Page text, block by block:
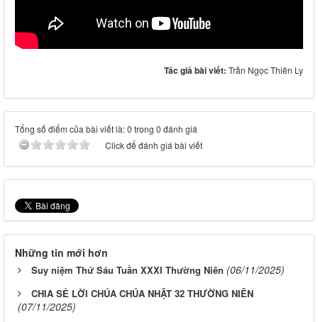
Tác giả bài viết: Trần Ngọc Thiên Ly
Tổng số điểm của bài viết là: 0 trong 0 đánh giá
Click để đánh giá bài viết
Những tin mới hơn
Suy niệm Thứ Sáu Tuần XXXI Thường Niên (06/11/2025)
CHIA SẺ LỜI CHÚA CHÚA NHẬT 32 THƯỜNG NIÊN
(07/11/2025)